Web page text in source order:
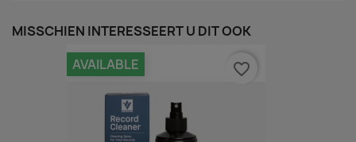
MISSCHIEN INTERESSEERT U DIT OOK
AVAILABLE favorite_border